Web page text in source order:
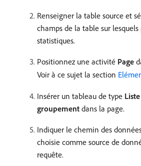
Renseigner la table source et
champs de la table sur
statistiques.
Positionnez une activité Page
Voir à ce sujet la section
Insérer un tableau de type
groupement dans la page.
Indiquer le chemin des
choisie comme source de
requête.